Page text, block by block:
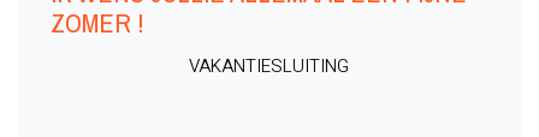
ZOMER !
VAKANTIESLUITING